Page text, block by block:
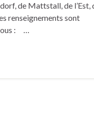
de Mattstall, de l’Est,
renseignements sont
: …